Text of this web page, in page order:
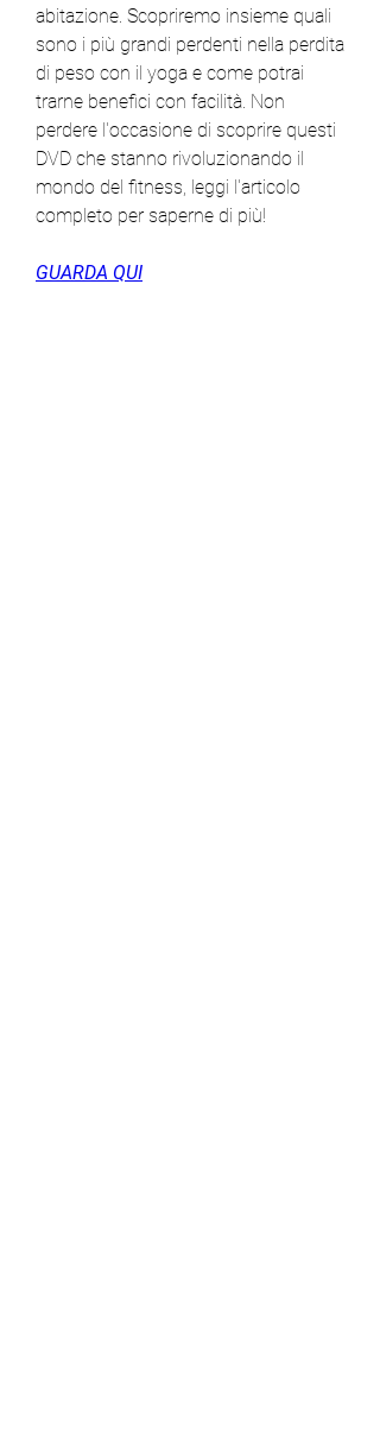
abitazione. Scopriremo insieme quali
sono i più grandi perdenti nella perdita
di peso con il yoga e come potrai
trarne benefici con facilità. Non
perdere l'occasione di scoprire questi
DVD che stanno rivoluzionando il
mondo del fitness, leggi l'articolo
completo per saperne di più!
GUARDA QUI